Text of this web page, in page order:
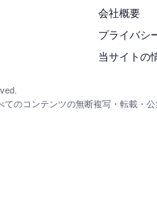
会社概要
プライバシ
当サイトの
のコンテンツの無断複写・転載・公